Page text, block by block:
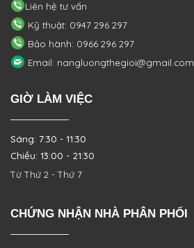
Liên hệ tư vấn
Kỹ thuật: 0947 296 297
Bảo hành: 0966 296 297
Email: nangluongthegioi@gmail.com
GIỜ LÀM VIỆC
Sáng: 7:30 - 11:30
Chiều: 13:00 - 21:30
Từ Thứ 2 - Thứ 7
CHỨNG NHẬN NHÀ PHÂN PHỐI